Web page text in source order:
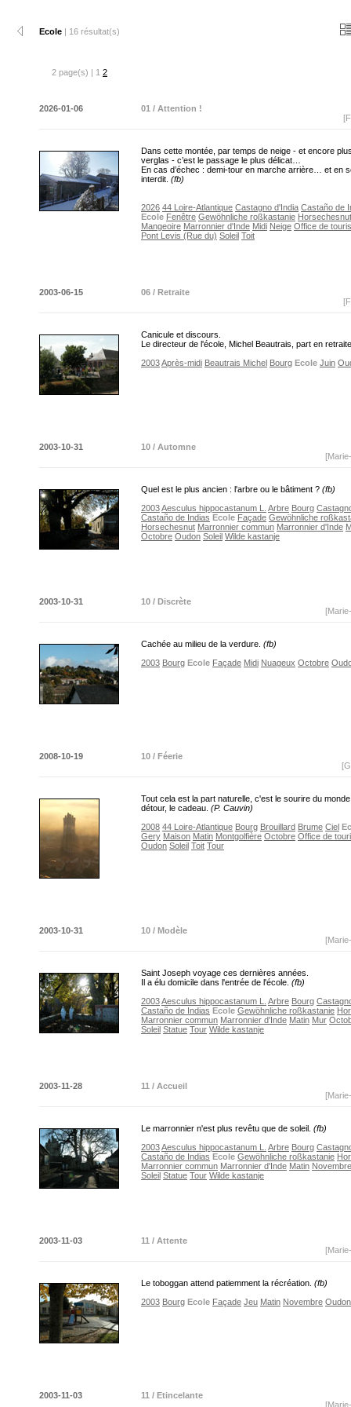
Ecole | 16 résultat(s)
2 page(s) | 1 2
2026-01-06
01 / Attention !
Dans cette montée, par temps de neige - et encore
verglas - c’est le passage le plus délicat…
En cas d’échec : demi-tour en marche arrière… et en
interdit. (fb)
2026 44 Loire-Atlantique Castagno d'India Castaño de
Ecole Fenêtre Gewöhnliche roßkastanie Horsechesnut
Mangeoire Marronnier d'Inde Midi Neige Office de
Pont Levis (Rue du) Soleil Toit
2003-06-15
06 / Retraite
Canicule et discours.
Le directeur de l'école, Michel Beautrais, part en
2003Après-midi Beautrais Michel Bourg Ecole Juin
2003-10-31
10 / Automne
Quel est le plus ancien : l'arbre ou le bâtiment ? (fb)
2003Aesculus hippocastanum L. Arbre Bourg
Castaño de Indias Ecole Façade Gewöhnliche
Horsechesnut Marronnier commun Marronnier d'Inde
Octobre Oudon Soleil Wilde kastanje
2003-10-31
10 / Discrète
Cachée au milieu de la verdure. (fb)
2003 Bourg Ecole Façade Midi Nuageux Octobre
2008-10-19
10 / Féerie
Tout cela est la part naturelle, c'est le sourire du
détour, le cadeau. (P. Cauvin)
2008 44 Loire-Atlantique Bourg Brouillard Brume Ciel
Gery Maison Matin Montgolfière Octobre Office de
Oudon Soleil Toit Tour
2003-10-31
10 / Modèle
Saint Joseph voyage ces dernières années.
Il a élu domicile dans l'entrée de l'école. (fb)
2003Aesculus hippocastanum L. Arbre Bourg
Castaño de Indias Ecole Gewöhnliche roßkastanie
Marronnier commun Marronnier d'Inde Matin Mur
Soleil Statue Tour Wilde kastanje
2003-11-28
11 / Accueil
Le marronnier n'est plus revêtu que de soleil. (fb)
2003Aesculus hippocastanum L. Arbre Bourg
Castaño de Indias Ecole Gewöhnliche roßkastanie
Marronnier commun Marronnier d'Inde Matin Novembre
Soleil Statue Tour Wilde kastanje
2003-11-03
11 / Attente
Le toboggan attend patiemment la récréation. (fb)
2003 Bourg Ecole Façade Jeu Matin Novembre Oudon
2003-11-03
11 / Etincelante